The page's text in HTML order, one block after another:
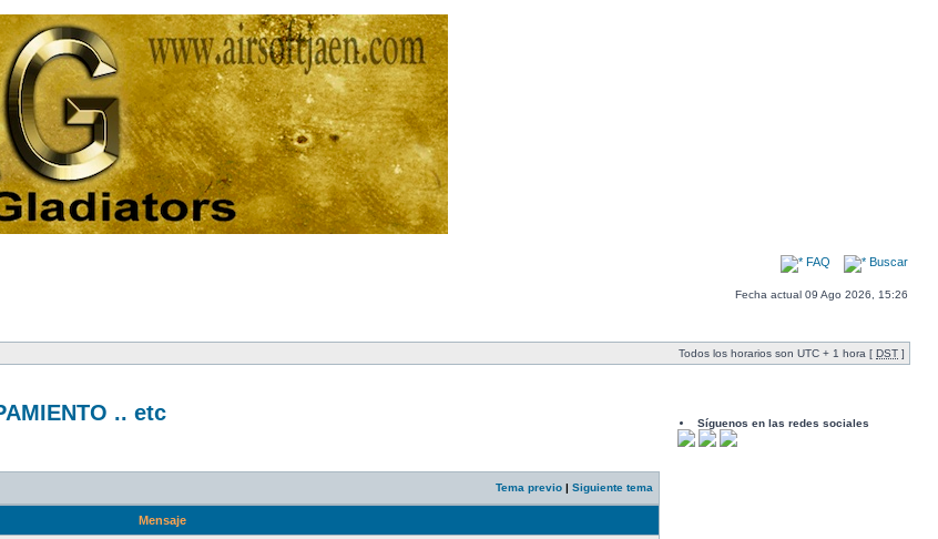
FAQ Buscar
Fecha actual 09 Ago 2026, 15:26
Todos los horarios son UTC + 1 hora [ DST ]
.. etc
Tema previo | Siguiente tema
Mensaje
Síguenos en las redes sociales